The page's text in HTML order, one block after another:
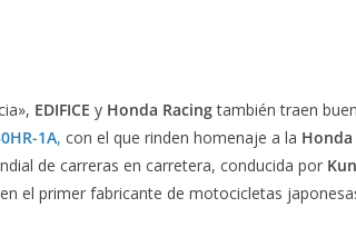
EDIFICE y Honda Racingtambién traen
1A, con el que rinden homenaje a la Honda
de carreras en carretera, conducida por
el primer fabricante de motocicletas